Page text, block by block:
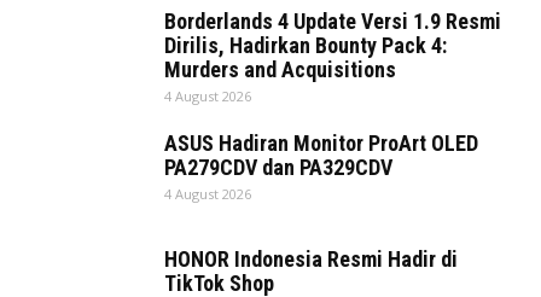
Borderlands 4 Update Versi 1.9 Resmi
Dirilis, Hadirkan Bounty Pack 4:
Murders and Acquisitions
4 August 2026
ASUS Hadiran Monitor ProArt OLED
PA279CDV dan PA329CDV
4 August 2026
HONOR Indonesia Resmi Hadir di
TikTok Shop